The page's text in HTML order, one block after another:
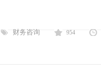
财务咨询 954